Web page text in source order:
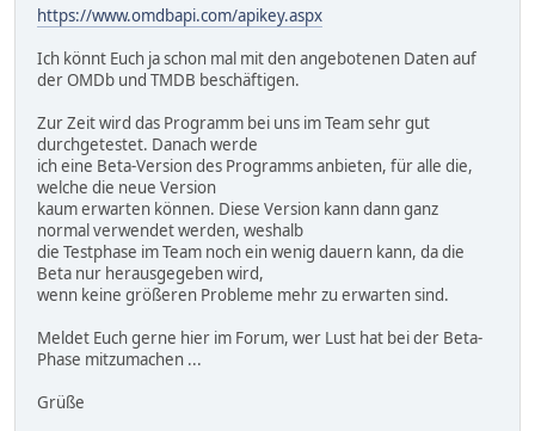
https://www.omdbapi.com/apikey.aspx
Ich könnt Euch ja schon mal mit den angebotenen Daten auf
der OMDb und TMDB beschäftigen.
Zur Zeit wird das Programm bei uns im Team sehr gut
durchgetestet. Danach werde
ich eine Beta-Version des Programms anbieten, für alle die,
welche die neue Version
kaum erwarten können. Diese Version kann dann ganz
normal verwendet werden, weshalb
die Testphase im Team noch ein wenig dauern kann, da die
Beta nur herausgegeben wird,
wenn keine größeren Probleme mehr zu erwarten sind.
Meldet Euch gerne hier im Forum, wer Lust hat bei der Beta-
Phase mitzumachen ...
Grüße